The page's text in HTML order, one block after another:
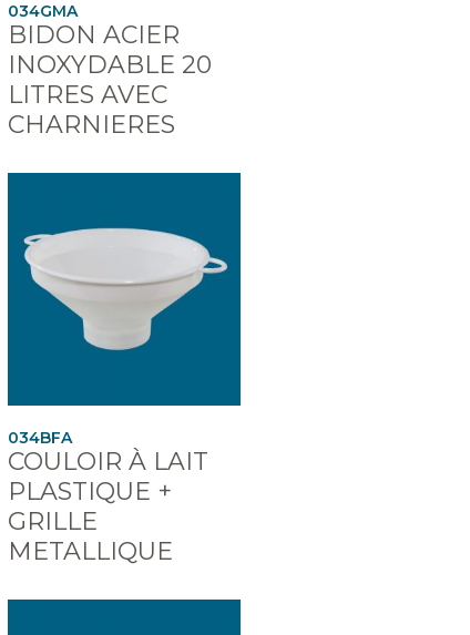
034GMA
BIDON ACIER
INOXYDABLE 20
LITRES AVEC
CHARNIERES
034BFA
COULOIR À LAIT
PLASTIQUE +
GRILLE
METALLIQUE